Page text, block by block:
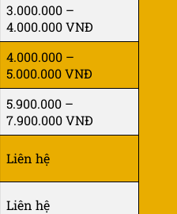
3.000.000 –
4.000.000 VNĐ
4.000.000 –
5.000.000 VNĐ
5.900.000 –
7.900.000 VNĐ
Liên hệ
Liên hệ